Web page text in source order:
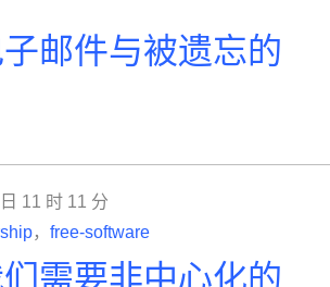
邮件与被遗忘的
11 时 11 分
， free-software
需要非中心化的